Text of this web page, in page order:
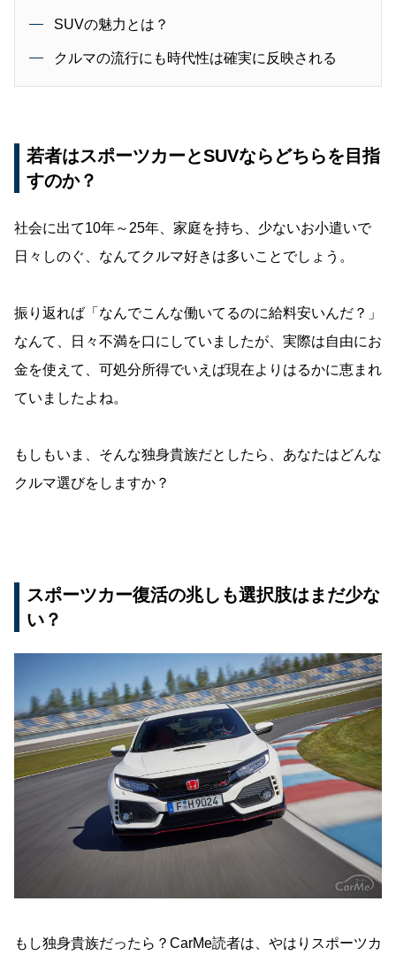
SUVの魅力とは？
クルマの流行にも時代性は確実に反映される
若者はスポーツカーとSUVならどちらを目指
すのか？
社会に出て10年～25年、家庭を持ち、少ないお小遣いで
日々しのぐ、なんてクルマ好きは多いことでしょう。
振り返れば「なんでこんな働いてるのに給料安いんだ？」
なんて、日々不満を口にしていましたが、実際は自由にお
金を使えて、可処分所得でいえば現在よりはるかに恵まれ
ていましたよね。
もしもいま、そんな独身貴族だとしたら、あなたはどんな
クルマ選びをしますか？
スポーツカー復活の兆しも選択肢はまだ少な
い？
もし独身貴族だったら？CarMe読者は、やはりスポーツカ